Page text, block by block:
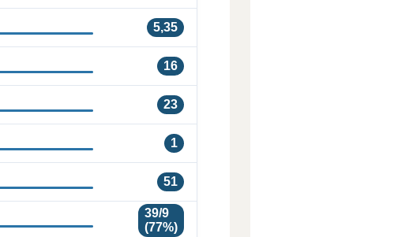
5,35
16
23
1
51
39/9
(77%)